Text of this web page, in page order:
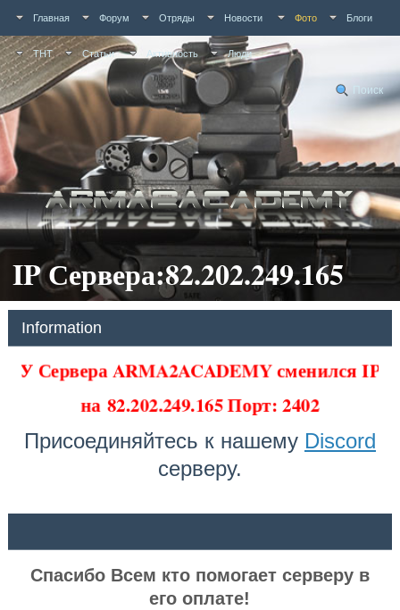
Главная Форум Отряды Новости Фото Блоги
ТНТ Статьи Активность Люди
Поиск
IP Сервера:82.202.249.165
Information
У Сервера ARMA2ACADEMY сменился IP
на82.202.249.165 Порт: 2402
Присоединяйтесь к нашему Discord
серверу.
Спасибо Всем кто помогает серверу в
его оплате!